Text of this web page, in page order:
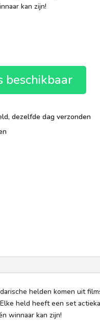
kan zijn!
beschikbaar
dezelfde dag verzonden
helden komen uit
held heeft een set
winnaar kan zijn!